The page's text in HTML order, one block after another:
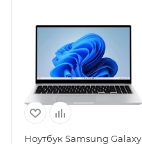
Ноутбук Samsung Galaxy